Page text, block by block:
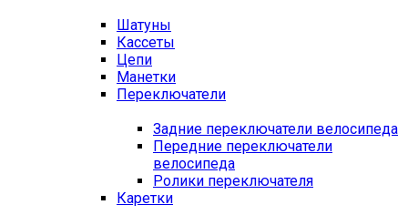
Шатуны
Кассеты
Цепи
Манетки
Переключатели
Задние переключатели велосипеда
Передние переключатели
велосипеда
Ролики переключателя
Каретки